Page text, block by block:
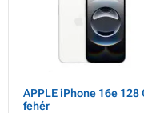
APPLE iPhone 16e 128
fehér